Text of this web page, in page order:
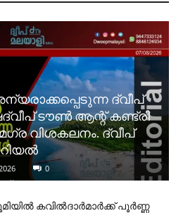
ദ്വീപ്
ടൗൺ ആന്റ് കണ്ട്രി
വിശകലനം. ദ്വീപ്
0
കവിൽദാർമാർക്ക് പൂർണ്ണ